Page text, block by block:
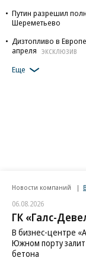
Путин разрешил
Шереметьево
Дизтопливо в
апреля
ЭКСКЛЮЗИВ
Еще
Новости компаний
06.08.2026
ГК «Галс-
В бизнес-центре
Южном порту
бетона